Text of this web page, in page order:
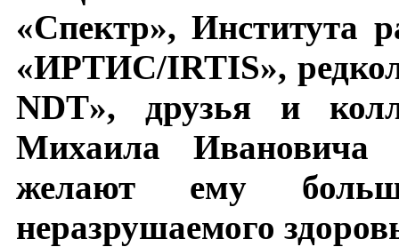
«Спектр», Института
«ИРТИС/IRTIS»,
NDT», друзья и
Михаила
желают ему
неразрушаемого